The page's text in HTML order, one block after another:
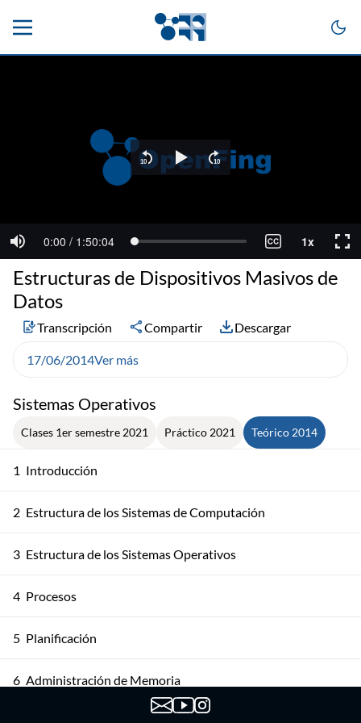
Sistemas Operativos
Clases 1er semestre 2021 Práctico 2021 Teórico 2014
1 Introducción
2 Estructura de los Sistemas de Computación
3 Estructura de los Sistemas Operativos
4 Procesos
5 Planificación
6 Administración de Memoria
Estructuras de Dispositivos Masivos de
Datos
Transcripción Compartir Descargar
17/06/2014Ver más